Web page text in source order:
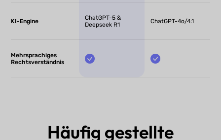
KI-Engine
ChatGPT-5 &
Deepseek R1
ChatGPT-4o/4.1
Mehrsprachiges
Rechtsverständnis
Häufig gestellte